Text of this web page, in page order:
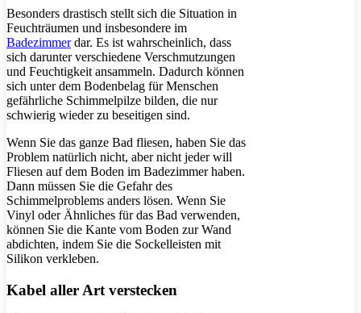
Besonders drastisch stellt sich die Situation in
Feuchträumen und insbesondere im
Badezimmerdar. Es ist wahrscheinlich, dass
sich darunter verschiedene Verschmutzungen
und Feuchtigkeit ansammeln. Dadurch können
sich unter dem Bodenbelag für Menschen
gefährliche Schimmelpilze bilden, die nur
schwierig wieder zu beseitigen sind.
Wenn Sie das ganze Bad fliesen, haben Sie das
Problem natürlich nicht, aber nicht jeder will
Fliesen auf dem Boden im Badezimmer haben.
Dann müssen Sie die Gefahr des
Schimmelproblems anders lösen. Wenn Sie
Vinyl oder Ähnliches für das Bad verwenden,
können Sie die Kante vom Boden zur Wand
abdichten, indem Sie die Sockelleisten mit
Silikon verkleben.
Kabel aller Art verstecken